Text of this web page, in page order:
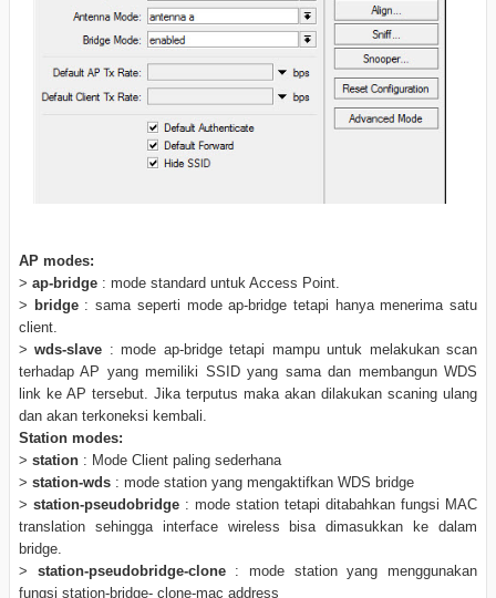
AP modes:
> ap-bridge : mode standard untuk Access Point.
> bridge : sama seperti mode ap-bridge tetapi hanya menerima satu
client.
>wds-slave : mode ap-bridge tetapi mampu untuk melakukan scan
terhadap AP yang memiliki SSID yang sama dan membangun WDS
link ke AP tersebut. Jika terputus maka akan dilakukan scaning ulang
dan akan terkoneksi kembali.
Station modes:
> station : Mode Client paling sederhana
> station-wds : mode station yang mengaktifkan WDS bridge
> station-pseudobridge : mode station tetapi ditabahkan fungsi MAC
translation sehingga interface wireless bisa dimasukkan ke dalam
bridge.
> station-pseudobridge-clone: mode station yang menggunakan
fungsi station-bridge- clone-mac address